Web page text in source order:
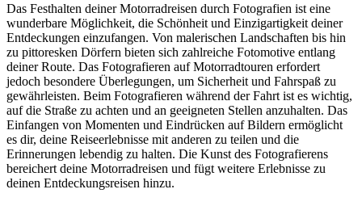
Das Festhalten deiner Motorradreisen durch Fotografien ist eine
wunderbare Möglichkeit, die Schönheit und Einzigartigkeit deiner
Entdeckungen einzufangen. Von malerischen Landschaften bis hin
zu pittoresken Dörfern bieten sich zahlreiche Fotomotive entlang
deiner Route. Das Fotografieren auf Motorradtouren erfordert
jedoch besondere Überlegungen, um Sicherheit und Fahrspaß zu
gewährleisten. Beim Fotografieren während der Fahrt ist es wichtig,
auf die Straße zu achten und an geeigneten Stellen anzuhalten. Das
Einfangen von Momenten und Eindrücken auf Bildern ermöglicht
es dir, deine Reiseerlebnisse mit anderen zu teilen und die
Erinnerungen lebendig zu halten. Die Kunst des Fotografierens
bereichert deine Motorradreisen und fügt weitere Erlebnisse zu
deinen Entdeckungsreisen hinzu.